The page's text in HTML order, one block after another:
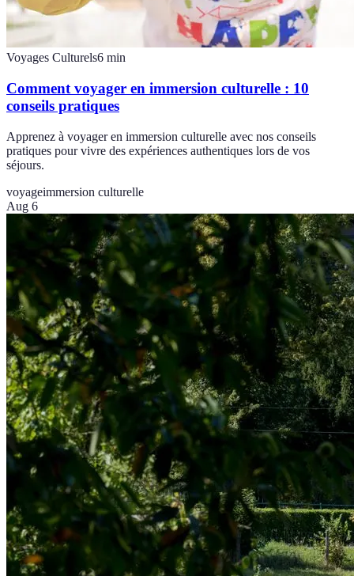
Voyages Culturels6 min
Comment voyager en immersion culturelle : 10
conseils pratiques
Apprenez à voyager en immersion culturelle avec nos conseils
pratiques pour vivre des expériences authentiques lors de vos
séjours.
voyageimmersion culturelle
Aug 6